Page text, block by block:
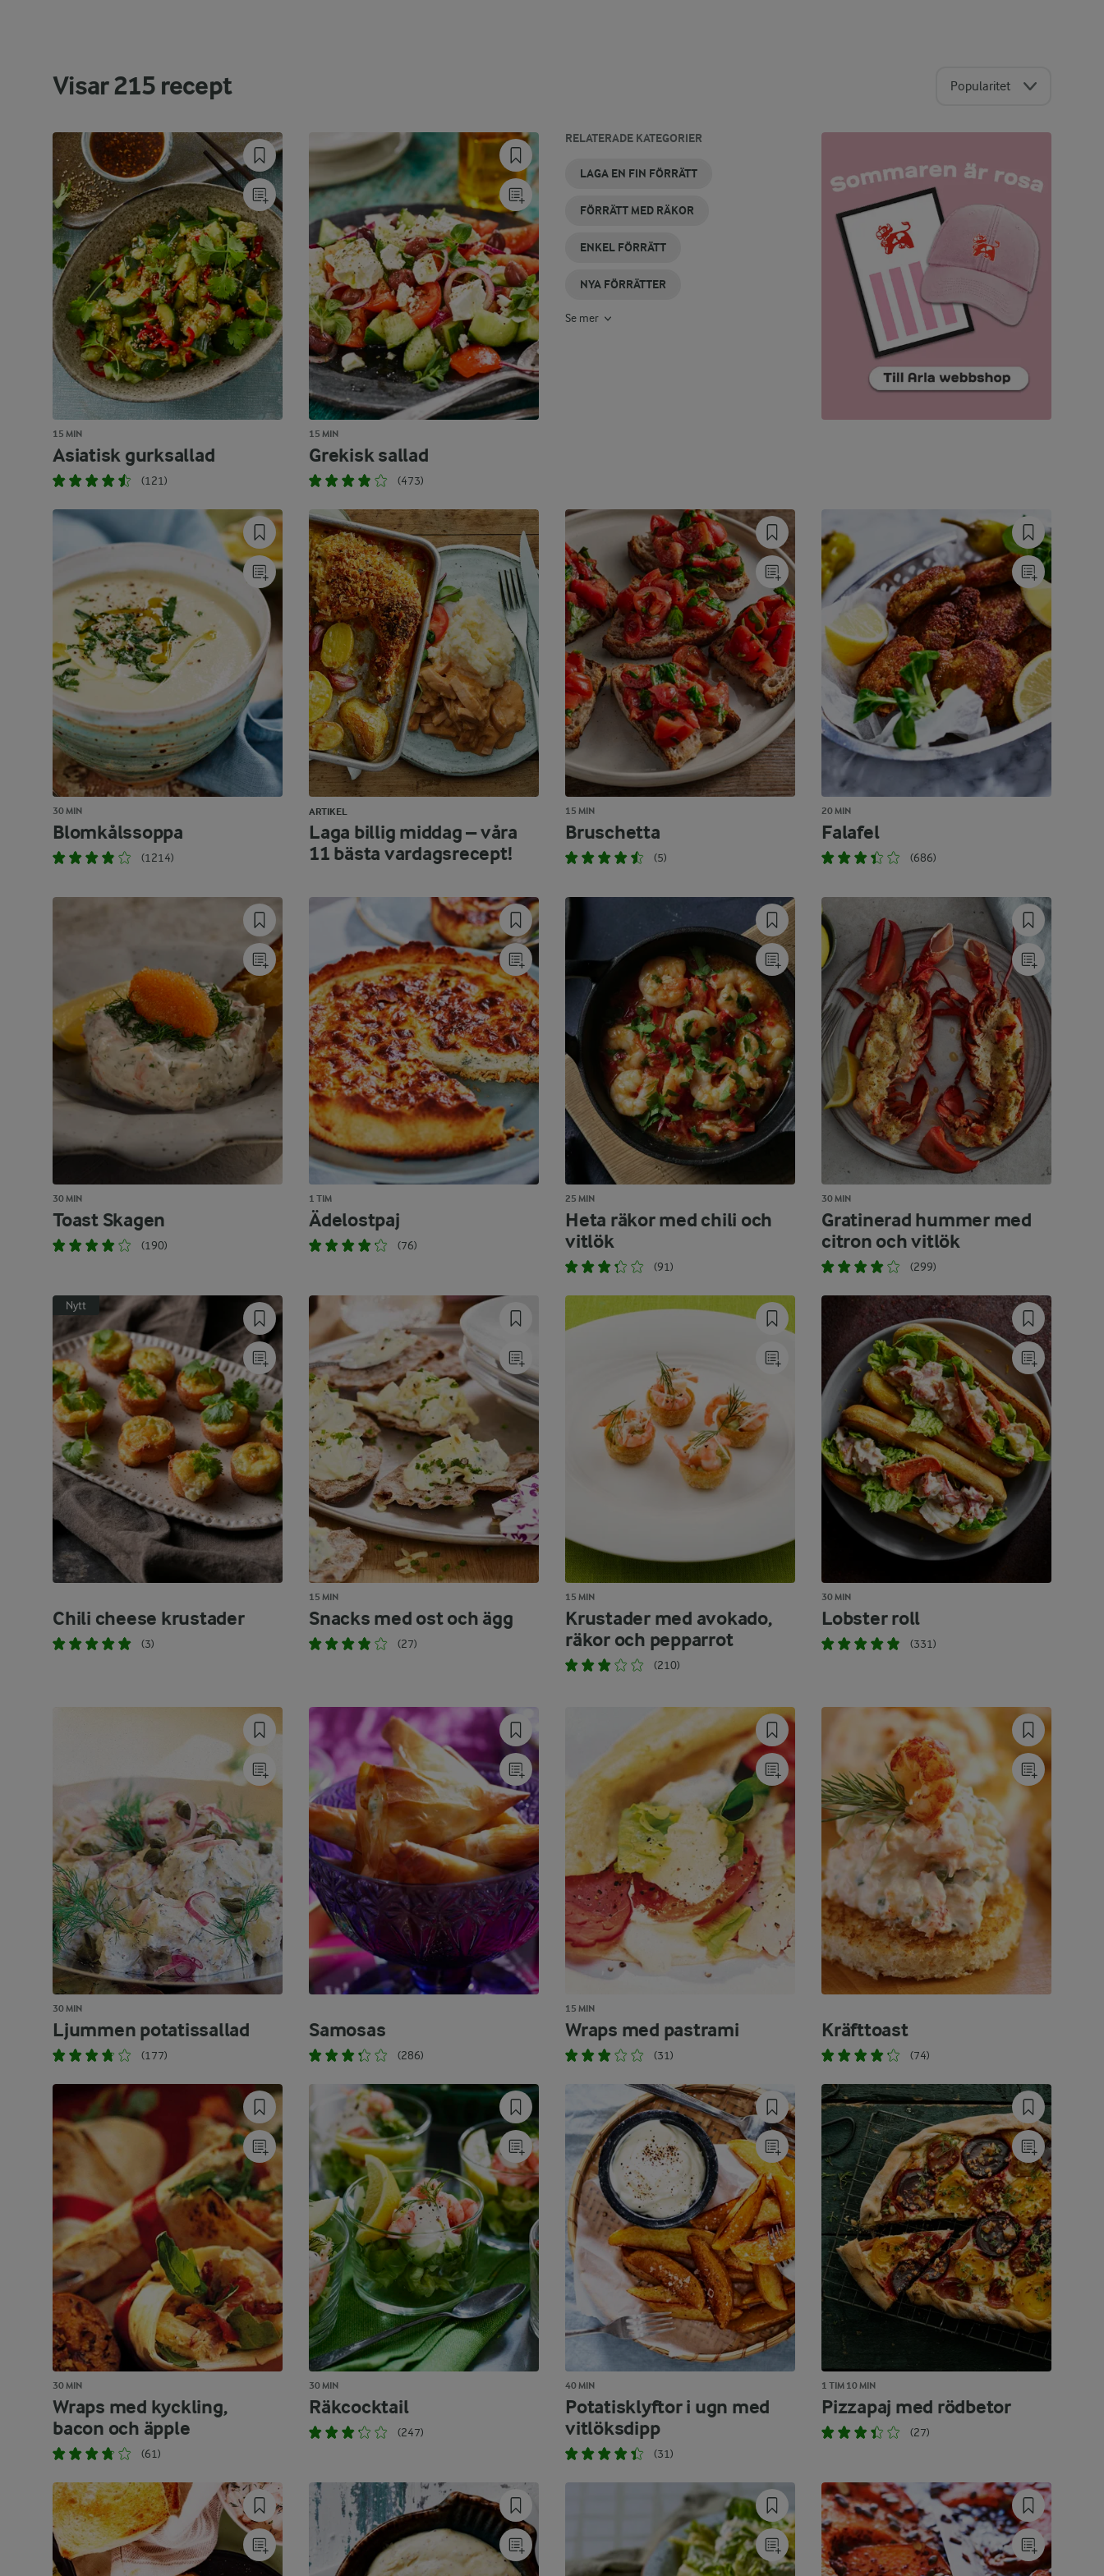
Visar215 recept Popularitet
15 MIN
Asiatisk gurksallad
(121)
15 MIN
Grekisk sallad
(473)
RELATERADE KATEGORIER
LAGA EN FIN FÖRRÄTT
FÖRRÄTT MED RÄKOR
ENKEL FÖRRÄTT
NYA FÖRRÄTTER
LÄTTCRÈME
FRAICHE
FÖRRÄTTER
MED
KRÄFTOR
LÄTT
EFTERRÄTT
ENKEL
BRUNSÅS
SNABBA
FÖRRÄTTER
ASIATISK
FÖRRÄTT
Se mer
30 MIN
Blomkålssoppa
(1214)
ARTIKEL
Laga billig middag – våra
11 bästa vardagsrecept!
15 MIN
Bruschetta
(5)
20 MIN
Falafel
(686)
30 MIN
Toast Skagen
(190)
1 TIM
Ädelostpaj
(76)
25 MIN
Heta räkor med chili och
vitlök
(91)
30 MIN
Gratinerad hummer med
citron och vitlök
(299)
Nytt
Chili cheese krustader
(3)
15 MIN
Snacks med ost och ägg
(27)
15 MIN
Krustader med avokado,
räkor och pepparrot
(210)
30 MIN
Lobster roll
(331)
30 MIN
Ljummen potatissallad
(177)
Samosas
(286)
15 MIN
Wraps med pastrami
(31)
Kräfttoast
(74)
30 MIN
Wraps med kyckling,
bacon och äpple
(61)
30 MIN
Räkcocktail
(247)
40 MIN
Potatisklyftor i ugn med
vitlöksdipp
(31)
1 TIM 10 MIN
Pizzapaj med rödbetor
(27)